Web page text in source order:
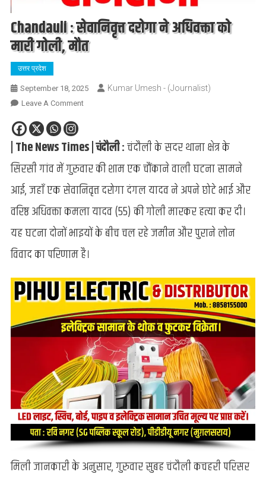
Chandauli : सेवानिवृत्त दरोगा ने अधिवक्ता को
मारी गोली, मौत
उत्तर प्रदेश
September 18, 2025 Kumar Umesh - (Journalist)
Leave A CommentOn
सेवानिवृत्त
ने
अधिवक्ता
को
मारी
गोली,
मौत
| The News Times | चंदौली :चंदौली के सदर थाना क्षेत्र के
सिरसी गांव में गुरुवार की शाम एक चौंकाने वाली घटना सामने
आई, जहाँ एक सेवानिवृत्त दरोगा दंगल यादव ने अपने छोटे भाई और
वरिष्ठ अधिवक्ता कमला यादव (55) की गोली मारकर हत्या कर दी।
यह घटना दोनों भाइयों के बीच चल रहे जमीन और पुराने लोन
विवाद का परिणाम है।
मिली जानकारी के अनुसार, गुरुवार सुबह चंदौली कचहरी परिसर